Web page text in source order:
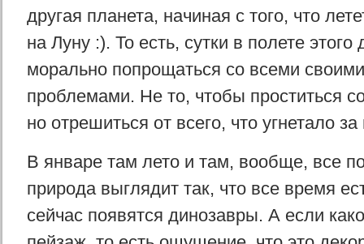
другая планета, начиная с того, что
на Луну :). То есть, сутки в полете этого
морально попрощаться со всеми
проблемами. Не то, чтобы проститься
но отрешиться от всего, что угнетало
В январе там лето и там, вообще, все
природа выглядит так, что все время
сейчас появятся динозавры. А если